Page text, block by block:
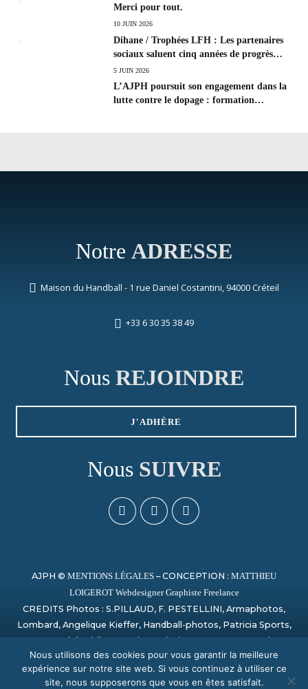
Merci pour tout.
10 JUIN 2026
Dihane / Trophées LFH : Les partenaires
sociaux saluent cinq années de progrès
social et les efforts à poursuivre !
5 JUIN 2026
L’AJPH poursuit son engagement dans la
lutte contre le dopage : formation
Notre ADRESSE
Maison du Handball - 1 rue Daniel Costantini, 94000 Créteil
+33 6 30 35 38 49
Nous REJOINDRE
J'ADHÈRE
Nous SUIVRE
AJPH © MENTIONS LÉGALES – CONCEPTION : MATTHIEU
LOIGEROT Webdesigner Graphiste Freelance
CREDITS Photos : S.PILLAUD, F. PESTELLINI, Armaphotos,
Lombard, Angelique Kieffer, Handball-photos, Patricia Sports,
Laurent Théophile, Campion, Sylvain Artu, Paage_creation,
Bertrand Delhomme, Nicolas Harvent / HBCSA, Sauvage,
PHOTO SPORT NORMANDY
Nous utilisons des cookies pour vous garantir la meilleure
expérience sur notre site web. Si vous continuez à utiliser ce
site, nous supposerons que vous en êtes satisfait.